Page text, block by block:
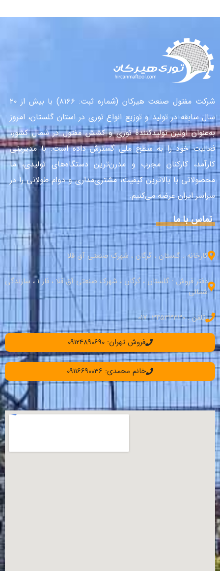
شرکت مفتول صنعت هیرکان (شماره ثبت: ۸۱۶۶) با بیش از ۲۰
سال سابقه در تولید و توزیع انواع توری در استان گلستان، امروز
به‌عنوان اولین تولیدکنندهٔ توری و کشش مفتول در شمال کشور،
فعالیت خود را به سطح ملی گسترش داده است. با مدیریتی
کارآمد، کارکنان مجرب و مدرن‌ترین دستگاه‌های تولیدی، ما
محصولاتی با بالاترین کیفیت، مشتری‌مداری و دوام طولانی را در
سراسر ایران عرضه می‌کنیم.
تماس با ما
کارخانه : گلستان ، گرگان ، شهرک صنعتی آق قلا
دفتر فروش : گلستان ، گرگان ، شهرک صنعتی آق قلا ، فاز 1 ، سازندگی
شمالی
تلفن : 34533330–017
فروش تهران: 09124890690
خانم محمدی: 09116690036